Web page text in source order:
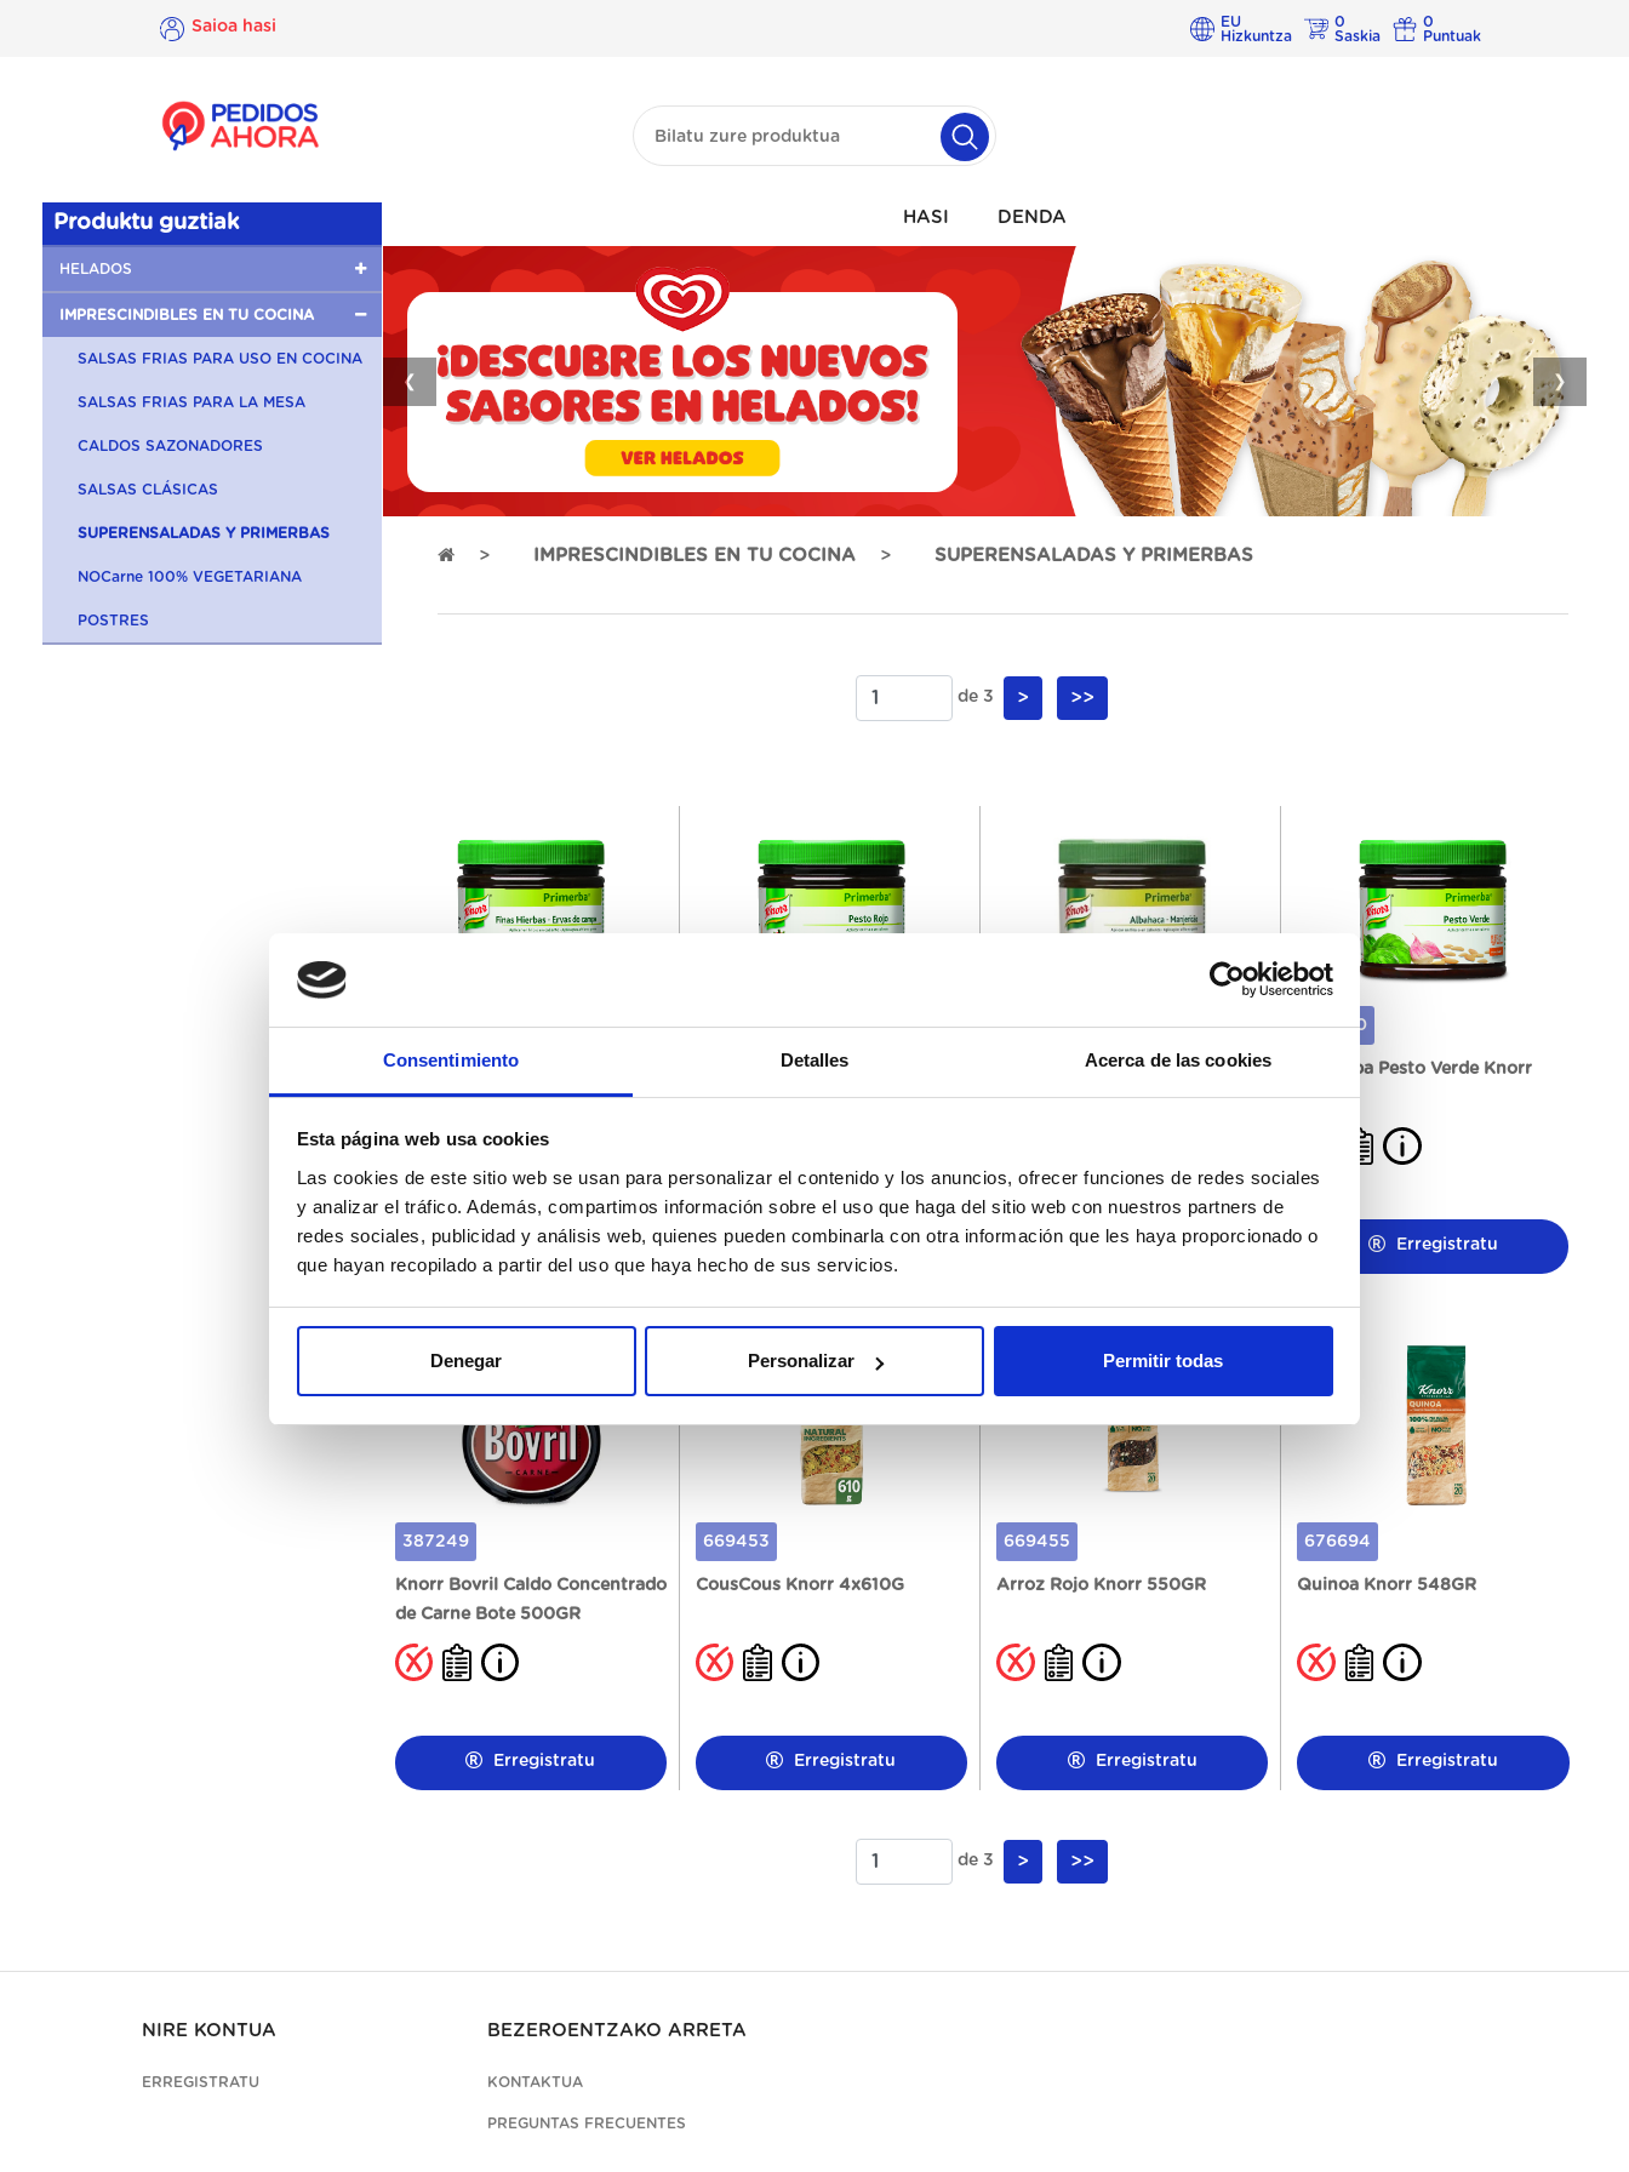
Consentimiento Detalles Acerca de las cookies
Esta página web usa cookies
Las cookies de este sitio web se usan para personalizar el contenido y los anuncios, ofrecer funciones de redes sociales
y analizar el tráfico. Además, compartimos información sobre el uso que haga del sitio web con nuestros partners de
redes sociales, publicidad y análisis web, quienes pueden combinarla con otra información que les haya proporcionado o
que hayan recopilado a partir del uso que haya hecho de sus servicios.
Denegar Personalizar Permitir todas
Saioa hasi
EU
Hizkuntza
0
Saskia
0
Puntuak
Produktu guztiak
HELADOS
IMPRESCINDIBLES EN TU COCINA
SALSAS FRIAS PARA USO EN COCINA
SALSAS FRIAS PARA LA MESA
CALDOS SAZONADORES
SALSAS CLÁSICAS
SUPERENSALADAS Y PRIMERBAS
NOCarne 100% VEGETARIANA
POSTRES
HASI DENDA
❮ ❯
IMPRESCINDIBLES EN TU COCINA SUPERENSALADAS Y PRIMERBAS
de 3 > >>
150102
Knorr Primerba de Finas
Hierbas Bote de 340GR
Erregistratu
151443
Primerba de Pesto Rojo Knorr
340GR
Erregistratu
250101
Primerba de Albahaca Knorr
340GR
Erregistratu
351740
Primerba Pesto Verde Knorr
340GR
Erregistratu
387249
Knorr Bovril Caldo Concentrado
de Carne Bote 500GR
Erregistratu
669453
CousCous Knorr 4x610G
Erregistratu
669455
Arroz Rojo Knorr 550GR
Erregistratu
676694
Quinoa Knorr 548GR
Erregistratu
de 3 > >>
NIRE KONTUA
ERREGISTRATU
BEZEROENTZAKO ARRETA
KONTAKTUA
PREGUNTAS FRECUENTES